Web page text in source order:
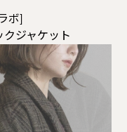
ボ]
ジャケット